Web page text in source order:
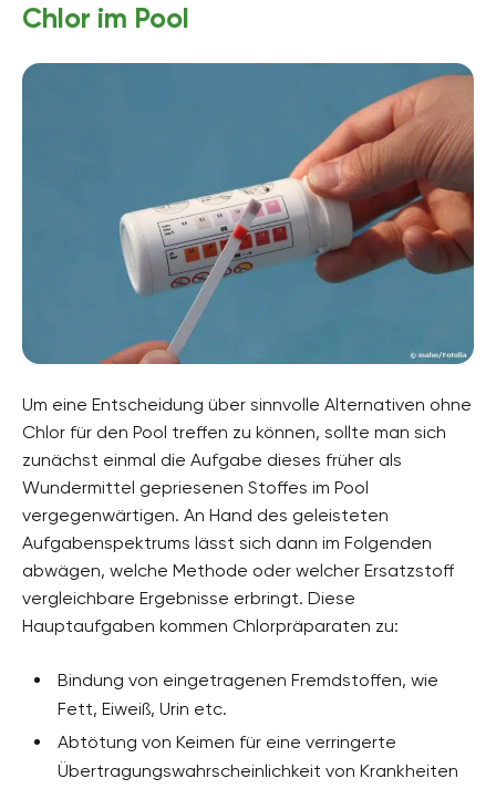
Chlor im Pool
Um eine Entscheidung über sinnvolle Alternativen ohne
Chlor für den Pool treffen zu können, sollte man sich
zunächst einmal die Aufgabe dieses früher als
Wundermittel gepriesenen Stoffes im Pool
vergegenwärtigen. An Hand des geleisteten
Aufgabenspektrums lässt sich dann im Folgenden
abwägen, welche Methode oder welcher Ersatzstoff
vergleichbare Ergebnisse erbringt. Diese
Hauptaufgaben kommen Chlorpräparaten zu:
Bindung von eingetragenen Fremdstoffen, wie
Fett, Eiweiß, Urin etc.
Abtötung von Keimen für eine verringerte
Übertragungswahrscheinlichkeit von Krankheiten